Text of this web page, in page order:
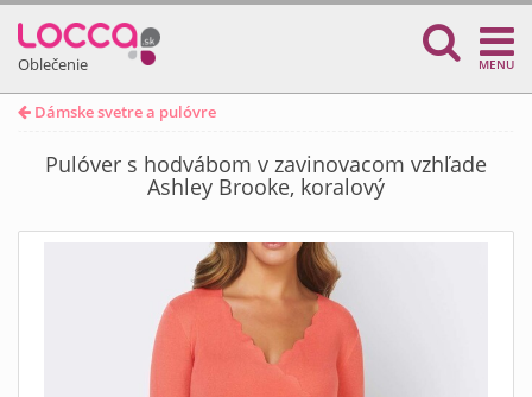
Oblečenie MENU
Dámske svetre a pulóvre
Pulóver s hodvábom v zavinovacom vzhľade
Ashley Brooke, koralový